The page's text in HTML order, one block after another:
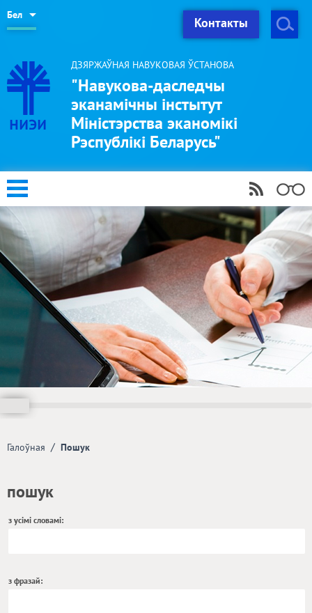
Бел Контакты
ДЗЯРЖАЎНАЯ НАВУКОВАЯ ЎСТАНОВА
"Навукова-даследчы
эканамічны інстытут
Міністэрства эканомікі
Рэспублікі Беларусь"
Галоўная / Пошук
пошук
з усімі словамі:
з фразай: